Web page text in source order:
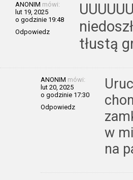
ANONIM mówi:
lut 19, 2025
o godzinie 19:48
Odpowiedz
tłustą
ANONIM mówi:
lut 20, 2025
o godzinie 17:30
Odpowiedz
w
na